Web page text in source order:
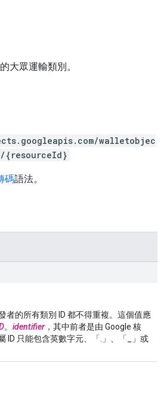
大眾運輸類別。
walletobjec
碼語法。
者的所有類別 ID 都不得重複。這個值應
。 identifier ，其中前者是由 Google 核
ID 只能包含英數字元、「.」、「_」或